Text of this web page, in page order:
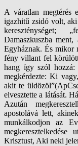
A váratlan megtérés
igazhitű zsidó volt, aki
kereszténységet;
Damaszkuszba
Egyháznak. És mikor
fény villant fel
hang így szól
megkérdezte: Ki
akit te
elvesztette a látását.
Azután
apostolává lett,
munkálkodjon az
Krisztust, Aki neki